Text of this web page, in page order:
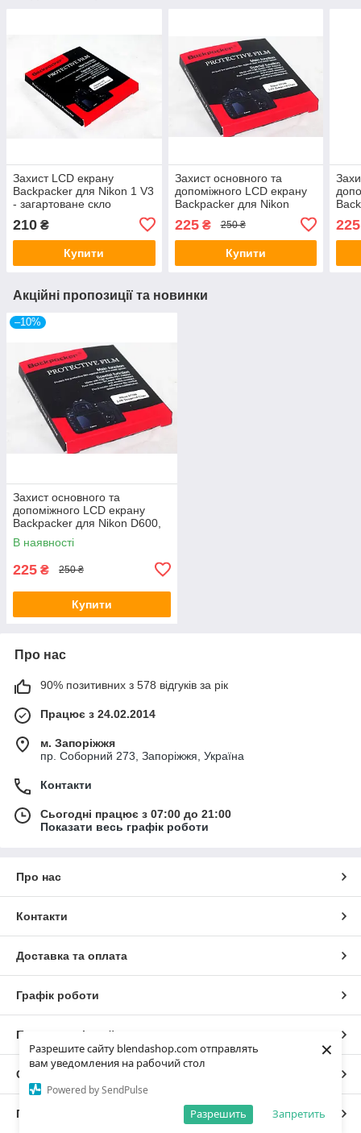
Разрешите сайту blendashop.com отправлять
вам уведомления на рабочий стол
Powered by SendPulse
Запретить
Разрешить
×
Захист LCD екрану
Backpacker для Nikon 1 V3
- загартоване скло
210 ₴
Купити
Захист основного та
допоміжного LCD екрану
Backpacker для Nikon
D600, D610, D800, D810,
D850, D780 -скло
225₴ 250 ₴
Купити
225
Акційні пропозиції та новинки
–10%
Захист основного та
допоміжного LCD екрану
Backpacker для Nikon D600,
D610, D800, D810, D850,
D780 -скло
В наявності
225 ₴ 250 ₴
Купити
Про нас
90% позитивних з 578 відгуків за рік
Працює з 24.02.2014
м. Запоріжжя
пр. Соборний 273, Запоріжжя, Україна
Контакти
Сьогодні працює з 07:00 до 21:00
Показати весь графік роботи
Про нас
Контакти
Доставка та оплата
Графік роботи
Повна версія сайту
Сайт створено на маркетплейсі
Політика конфіденційності